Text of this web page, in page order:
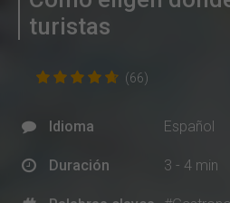
turistas
(66)
Idioma Español
Duración 3 - 4 min